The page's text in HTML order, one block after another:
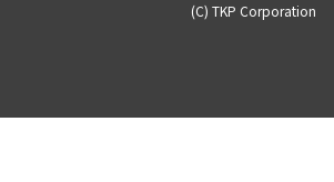
(C) TKP Corporation